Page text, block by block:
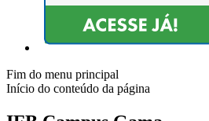
Fim do menu principal
Início do conteúdo da página